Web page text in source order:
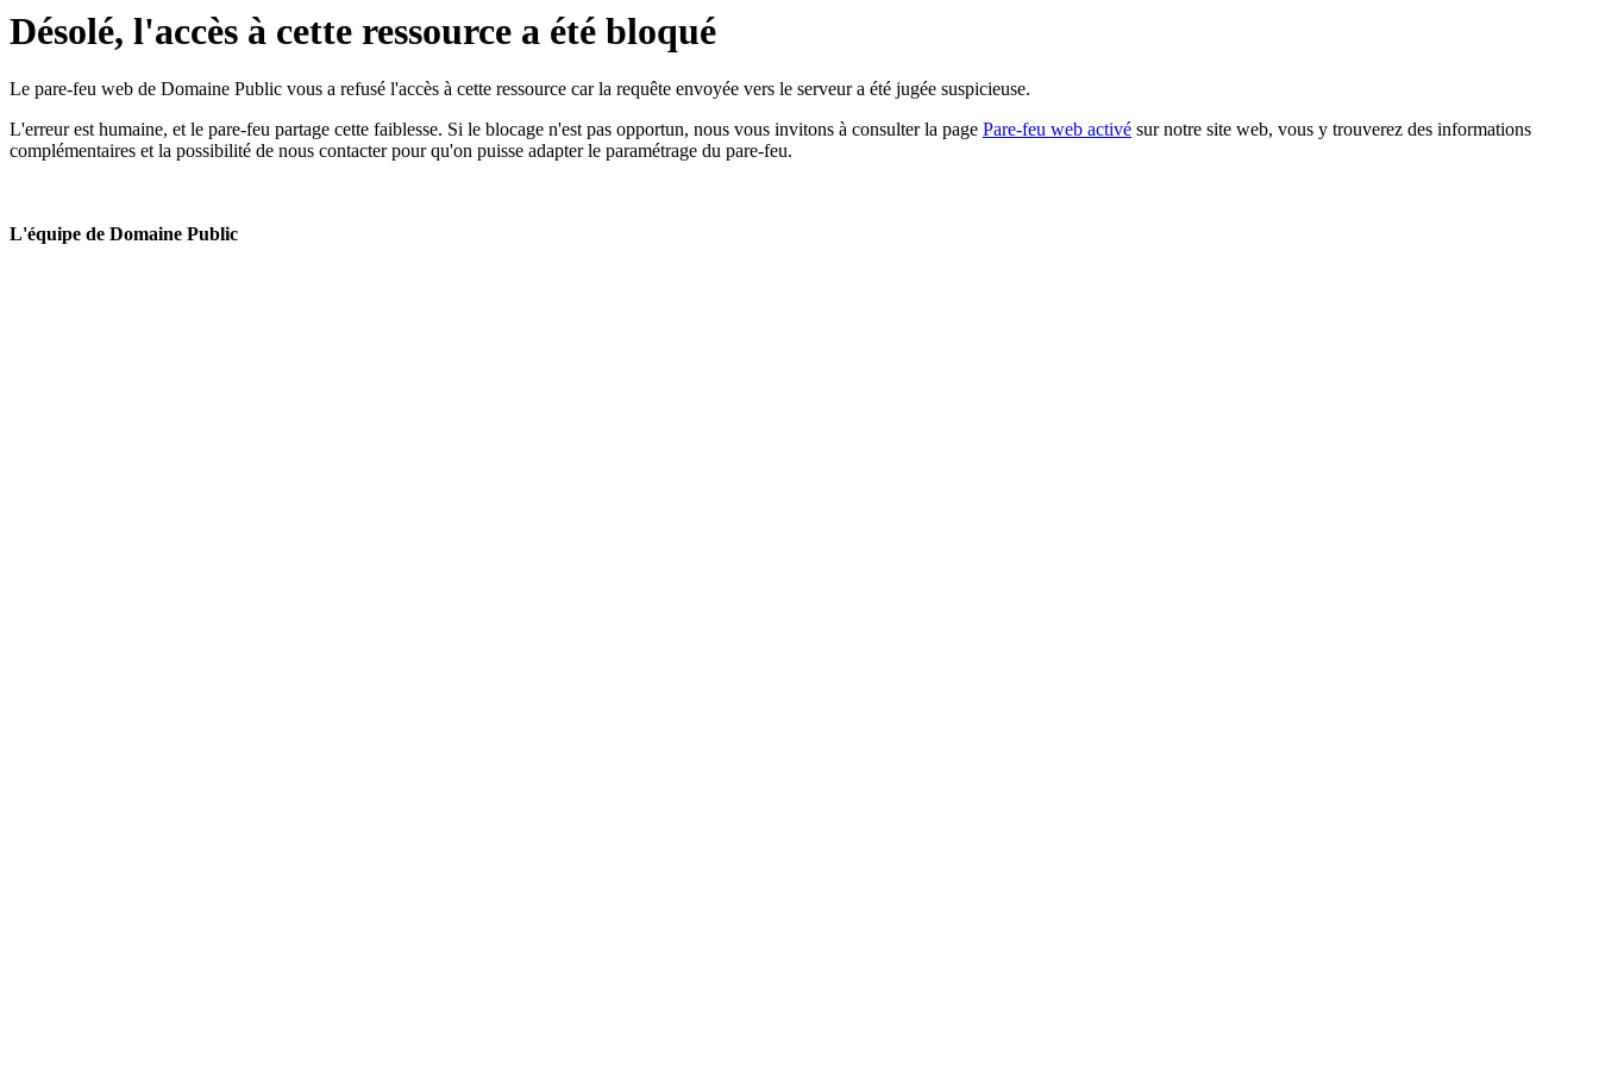
Désolé, l'accès à cette ressource a été bloqué
Le pare-feu web de Domaine Public vous a refusé l'accès à cette ressource car la requête envoyée vers le serveur a été jugée suspicieuse.
L'erreur est humaine, et le pare-feu partage cette faiblesse. Si le blocage n'est pas opportun, nous vous invitons à consulter la page Pare-feu web activé sur notre site web, vous y trouverez des informations
complémentaires et la possibilité de nous contacter pour qu'on puisse adapter le paramétrage du pare-feu.
L'équipe de Domaine Public